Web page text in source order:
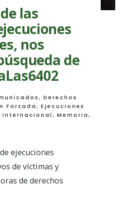
las
nos
de
, Derechos
Forzada, Ejecuciones
, Memoria,
ejecuciones
de víctimas y
de derechos